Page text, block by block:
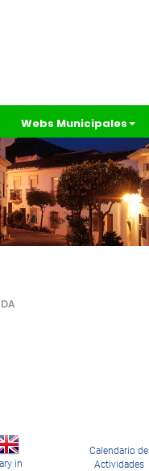
Webs Municipales
in
Calendario de
Actividades